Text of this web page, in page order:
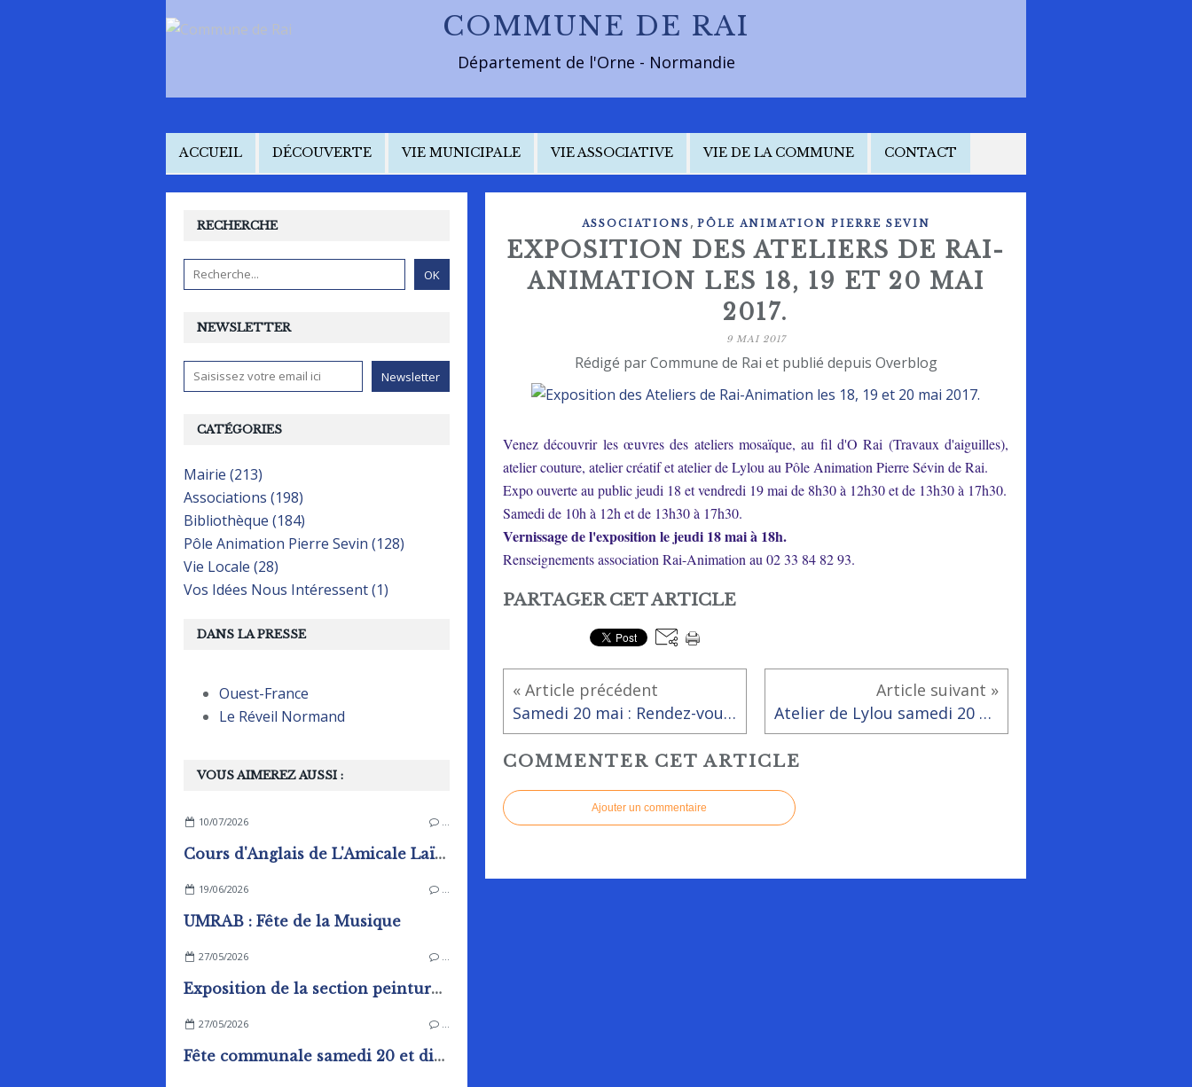
COMMUNE DE RAI
Département de l'Orne - Normandie
ACCUEIL DÉCOUVERTE VIE MUNICIPALE VIE ASSOCIATIVE VIE DE LA COMMUNE CONTACT
ASSOCIATIONS , PÔLE ANIMATION PIERRE SEVIN
EXPOSITION DES ATELIERS DE RAI-
ANIMATION LES 18, 19 ET 20 MAI
2017.
9 MAI 2017
Rédigé par Commune de Rai et publié depuis Overblog
Venez découvrir les œuvres des ateliers mosaïque, au fil d'O Rai (Travaux d'aiguilles),
atelier couture, atelier créatif et atelier de Lylou au Pôle Animation Pierre Sévin de Rai.
Expo ouverte au public jeudi 18 et vendredi 19 mai de 8h30 à 12h30 et de 13h30 à 17h30.
Samedi de 10h à 12h et de 13h30 à 17h30.
Vernissage de l'exposition le jeudi 18 mai à 18h.
Renseignements association Rai-Animation au 02 33 84 82 93.
PARTAGER CET ARTICLE
« Article précédent
Samedi 20 mai : Rendez-vous avec Rai-Animation! Guitoune à blabla et construction de bacs "Incroyables Comestibles".
Article suivant »
Atelier de Lylou samedi 20 mai de 10h à 12h30
COMMENTER CET ARTICLE
Ajouter un commentaire
NEWSLETTER
RECHERCHE
VOUS AIMEREZ AUSSI :
10/07/2026 …
Cours d'Anglais de L'Amicale Laïque de Rai
19/06/2026 …
UMRAB : Fête de la Musique
27/05/2026 …
Exposition de la section peinture de l'Amicale Laïque
27/05/2026 …
Fête communale samedi 20 et dimanche 21 juin
CATÉGORIES
Mairie (213)
Associations (198)
Bibliothèque (184)
Pôle Animation Pierre Sevin (128)
Vie Locale (28)
Vos Idées Nous Intéressent (1)
DANS LA PRESSE
Ouest-France
Le Réveil Normand